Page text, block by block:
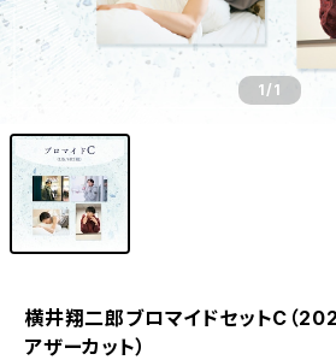
1/1
横井翔二郎ブロマイドセットC（
アザーカット）